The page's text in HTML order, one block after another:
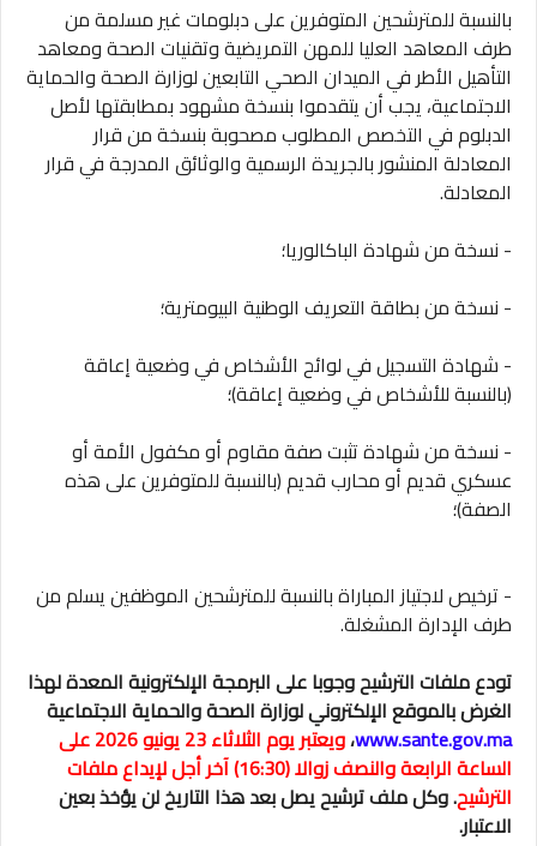
بالنسبة للمترشحين المتوفرين على دبلومات غير مسلمة من
طرف المعاهد العليا للمهن التمريضية وتقنيات الصحة ومعاهد
التأهيل الأطر في الميدان الصحي التابعين لوزارة الصحة والحماية
الاجتماعية، يجب أن يتقدموا بنسخة مشهود بمطابقتها لأصل
الدبلوم في التخصص المطلوب مصحوبة بنسخة من قرار
المعادلة المنشور بالجريدة الرسمية والوثائق المدرجة في قرار
المعادلة.
- نسخة من شهادة الباكالوريا؛
- نسخة من بطاقة التعريف الوطنية البيومترية؛
- شهادة التسجيل في لوائح الأشخاص في وضعية إعاقة
(بالنسبة للأشخاص في وضعية إعاقة)؛
- نسخة من شهادة تثبت صفة مقاوم أو مكفول الأمة أو
عسكري قديم أو محارب قديم (بالنسبة للمتوفرين على هذه
الصفة)؛
- ترخيص لاجتياز المباراة بالنسبة للمترشحين الموظفين يسلم من
طرف الإدارة المشغلة.
تودع ملفات الترشيح وجوبا على البرمجة الإلكترونية المعدة لهذا
الغرض بالموقع الإلكتروني لوزارة الصحة والحماية الاجتماعية
www.sante.gov.ma،
ويعتبر يوم الثلاثاء 23 يونيو 2026 على
الساعة الرابعة والنصف زوالا (16:30) آخر أجل لإيداع ملفات
الترشيح. وكل ملف ترشيح يصل بعد هذا التاريخ لن يؤخذ بعين
الاعتبار.